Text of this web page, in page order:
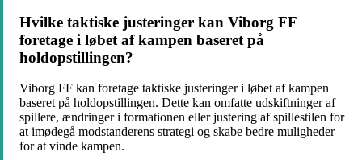
Hvilke taktiske justeringer kan Viborg FF
foretage i løbet af kampen baseret på
holdopstillingen?
Viborg FF kan foretage taktiske justeringer i løbet af kampen
baseret på holdopstillingen. Dette kan omfatte udskiftninger af
spillere, ændringer i formationen eller justering af spillestilen for
at imødegå modstanderens strategi og skabe bedre muligheder
for at vinde kampen.